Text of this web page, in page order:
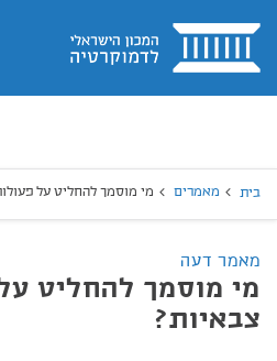
בית
בית מאמרים מי מוסמך להחליט על
מאמר דעה
מי מוסמך להחליט
צבאיות?